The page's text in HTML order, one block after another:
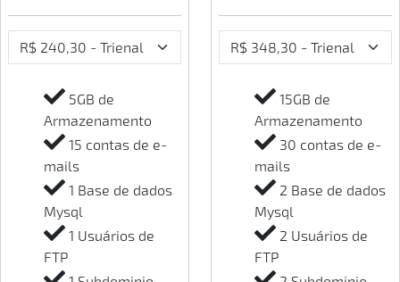
5GB de
Armazenamento
15 contas de e-
mails
1 Base de dados
Mysql
1 Usuários de
FTP
15GB de
Armazenamento
30 contas de e-
mails
2 Base de dados
Mysql
2 Usuários de
FTP